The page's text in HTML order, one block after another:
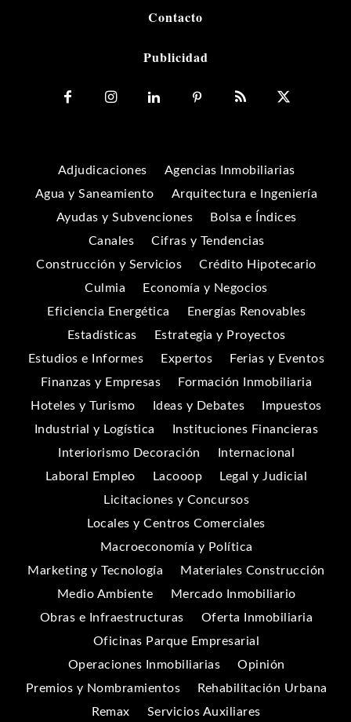
Contacto
Publicidad
Adjudicaciones
Agencias Inmobiliarias
Agua y Saneamiento
Arquitectura e Ingeniería
Ayudas y Subvenciones
Bolsa e Índices
Canales
Cifras y Tendencias
Construcción y Servicios
Crédito Hipotecario
Culmia
Economía y Negocios
Eficiencia Energética
Energías Renovables
Estadísticas
Estrategia y Proyectos
Estudios e Informes
Expertos
Ferias y Eventos
Finanzas y Empresas
Formación Inmobiliaria
Hoteles y Turismo
Ideas y Debates
Impuestos
Industrial y Logística
Instituciones Financieras
Interiorismo Decoración
Internacional
Laboral Empleo
Lacooop
Legal y Judicial
Licitaciones y Concursos
Locales y Centros Comerciales
Macroeconomía y Política
Marketing y Tecnología
Materiales Construcción
Medio Ambiente
Mercado Inmobiliario
Obras e Infraestructuras
Oferta Inmobiliaria
Oficinas Parque Empresarial
Operaciones Inmobiliarias
Opinión
Premios y Nombramientos
Rehabilitación Urbana
Remax
Servicios Auxiliares